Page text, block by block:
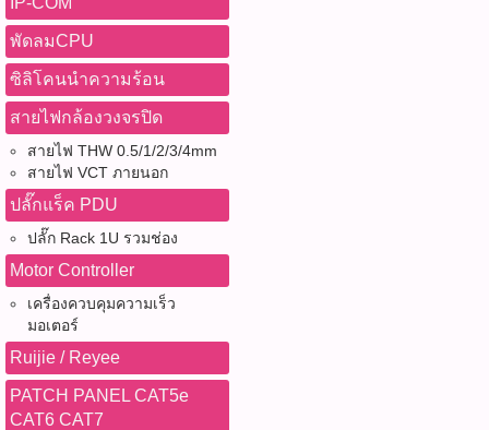
พัดลมCPU
ซิลิโคนนำความร้อน
สายไฟกล้องวงจรปิด
สายไฟ THW 0.5/1/2/3/4mm
สายไฟ VCT ภายนอก
ปลั๊กแร็ค PDU
ปลั๊ก Rack 1U รวมช่อง
Motor Controller
เครื่องควบคุมความเร็ว
มอเตอร์
Ruijie / Reyee
PATCH PANEL CAT5e
CAT6 CAT7